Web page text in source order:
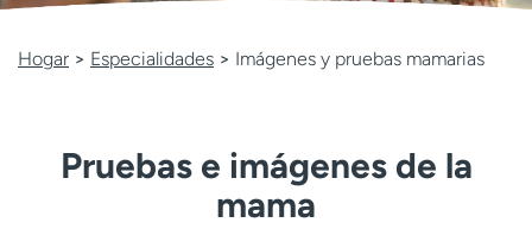
Ready. Set. CO.
Ensayos clínicos
Empleados
Profesionales
Contáctenos Noticias e historias
Hogar > Especialidades > Imágenes y pruebas mamarias
Pruebas e imágenes de la
mama